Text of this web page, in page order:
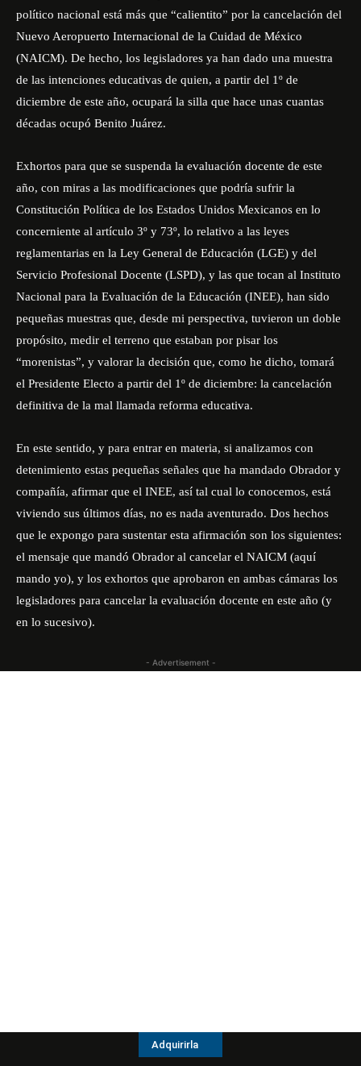
político nacional está más que “calientito” por la cancelación del
Nuevo Aeropuerto Internacional de la Cuidad de México
(NAICM). De hecho, los legisladores ya han dado una muestra
de las intenciones educativas de quien, a partir del 1º de
diciembre de este año, ocupará la silla que hace unas cuantas
décadas ocupó Benito Juárez.
Exhortos para que se suspenda la evaluación docente de este
año, con miras a las modificaciones que podría sufrir la
Constitución Política de los Estados Unidos Mexicanos en lo
concerniente al artículo 3º y 73º, lo relativo a las leyes
reglamentarias en la Ley General de Educación (LGE) y del
Servicio Profesional Docente (LSPD), y las que tocan al Instituto
Nacional para la Evaluación de la Educación (INEE), han sido
pequeñas muestras que, desde mi perspectiva, tuvieron un doble
propósito, medir el terreno que estaban por pisar los
“morenistas”, y valorar la decisión que, como he dicho, tomará
el Presidente Electo a partir del 1º de diciembre: la cancelación
definitiva de la mal llamada reforma educativa.
En este sentido, y para entrar en materia, si analizamos con
detenimiento estas pequeñas señales que ha mandado Obrador y
compañía, afirmar que el INEE, así tal cual lo conocemos, está
viviendo sus últimos días, no es nada aventurado. Dos hechos
que le expongo para sustentar esta afirmación son los siguientes:
el mensaje que mandó Obrador al cancelar el NAICM (aquí
mando yo), y los exhortos que aprobaron en ambas cámaras los
legisladores para cancelar la evaluación docente en este año (y
en lo sucesivo).
- Advertisement -
Adquirirla